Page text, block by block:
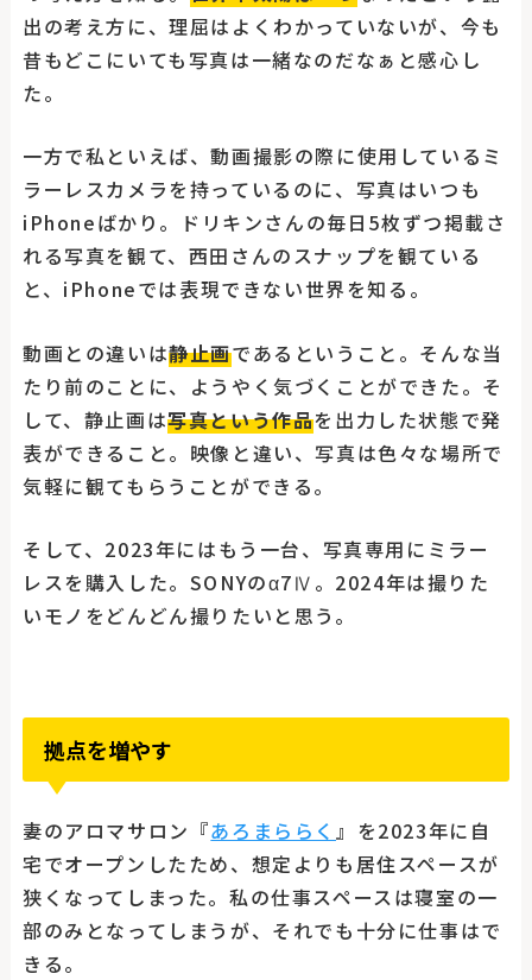
出の考え方に、理屈はよくわかっていないが、今も
昔もどこにいても写真は一緒なのだなぁと感心し
た。
一方で私といえば、動画撮影の際に使用しているミ
ラーレスカメラを持っているのに、写真はいつも
iPhoneばかり。ドリキンさんの毎日5枚ずつ掲載さ
れる写真を観て、西田さんのスナップを観ている
と、iPhoneでは表現できない世界を知る。
動画との違いは静止画であるということ。そんな当
たり前のことに、ようやく気づくことができた。そ
して、静止画は写真という作品を出力した状態で発
表ができること。映像と違い、写真は色々な場所で
気軽に観てもらうことができる。
そして、2023年にはもう一台、写真専用にミラー
レスを購入した。SONYのα7Ⅳ。2024年は撮りた
いモノをどんどん撮りたいと思う。
拠点を増やす
妻のアロマサロン『あろまららく 』を2023年に自
宅でオープンしたため、想定よりも居住スペースが
狭くなってしまった。私の仕事スペースは寝室の一
部のみとなってしまうが、それでも十分に仕事はで
きる。